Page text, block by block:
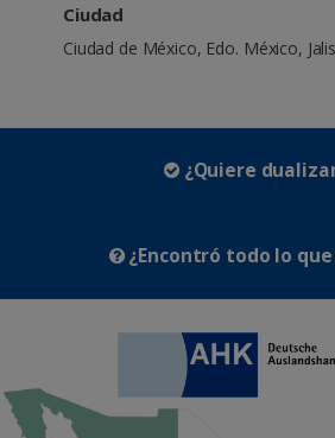
Ciudad
Ciudad de México, Edo. México,
¿Quiere
¿Encontró todo lo que